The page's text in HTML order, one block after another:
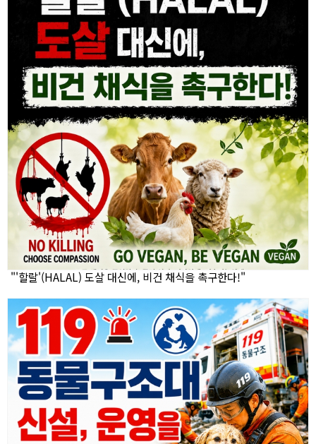
"'할랄'(HALAL) 도살 대신에, 비건 채식을 촉구한다!"